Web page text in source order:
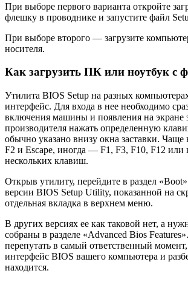
При выборе первого варианта откройте
флешку в проводнике и запустите файл
При выборе второго — загрузите
носителя.
Как загрузить ПК или ноутбук с
Утилита BIOS Setup на разных
интерфейс. Для входа в нее необходимо
включения машины и появления на экране
производителя нажать определенную
обычно указано внизу окна заставки. Чаще
F2 и Escape, иногда — F1, F3, F10, F12 или
нескольких клавиш.
Открыв утилиту, перейдите в раздел
версии BIOS Setup Utility, показанной на
отдельная вкладка в верхнем меню.
В других версиях ее как таковой нет, а
собраны в разделе «Advanced Bios
перепутать в самый ответственный момент,
интерфейс BIOS вашего компьютера и
находится.